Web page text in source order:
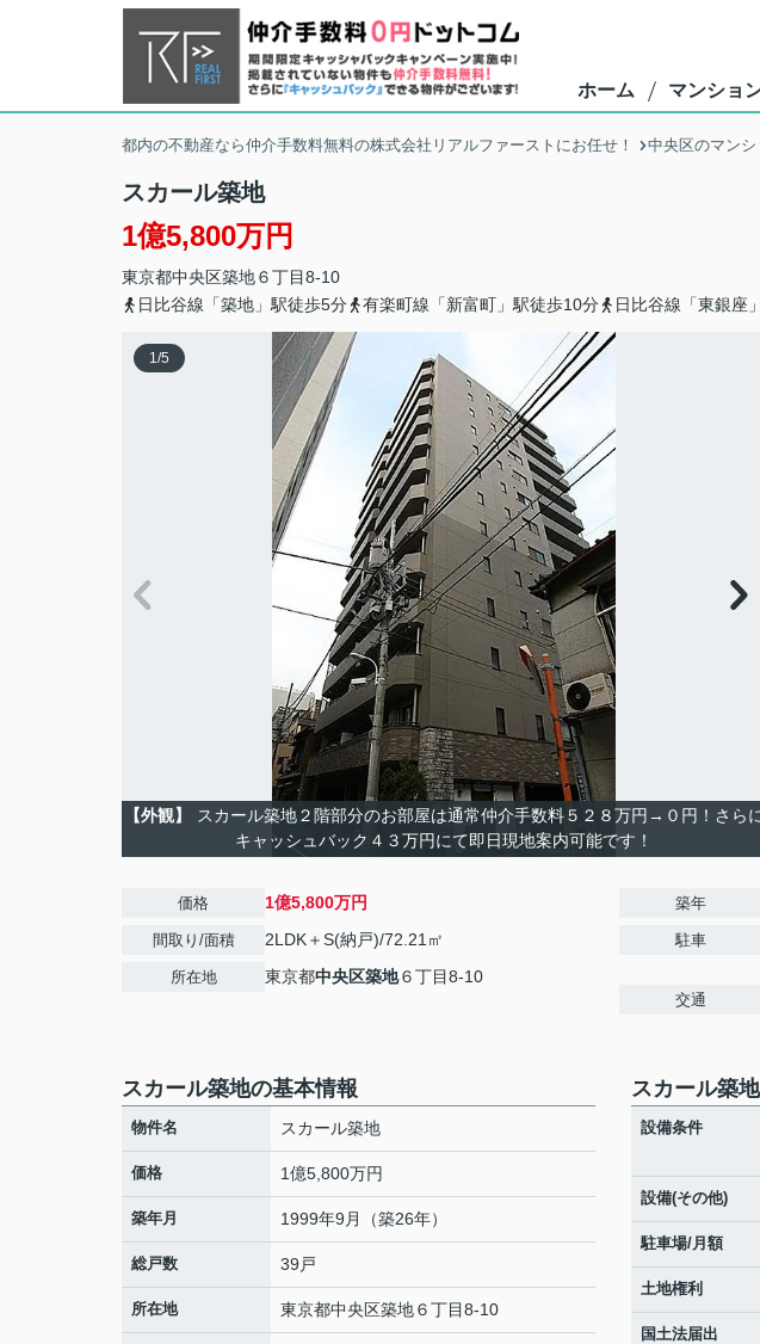
ホーム マンショ
都内の不動産なら仲介手数料無料の株式会社リアルファーストにお任せ！ 中央区のマンシ
スカール築地
1億5,800万円
東京都中央区築地６丁目8-10
日比谷線「築地」駅徒歩5分
有楽町線「新富町」駅徒歩10分 日比谷線「東銀座
1/5
【外観】
スカール築地２階部分のお部屋は通常仲介手数料５２８万円→０円！さら
キャッシュバック４３万円にて即日現地案内可能です！
価格 1億5,800万円
間取り/面積 2LDK＋S(納戸)/72.21㎡
所在地 東京都中央区築地６丁目8-10
築年
駐車
交通
スカール築地の基本情報
物件名 スカール築地
価格 1億5,800万円
築年月 1999年9月（築26年）
総戸数 39戸
所在地 東京都中央区築地６丁目8-10
スカール築
設備条件
設備(その他)
駐車場/月額
土地権利
国土法届出